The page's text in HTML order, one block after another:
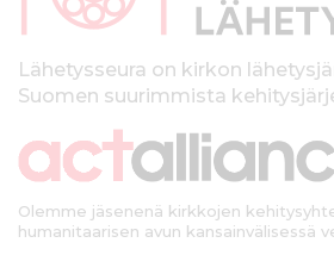
kLähetysseura on kirkon
Suomen suurimmista
Olemme jäsenenä kirkkojen
humanitaarisen avun kansainvälisessä